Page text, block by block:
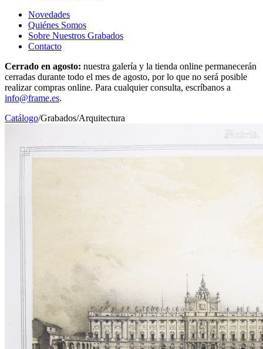
Novedades
Quiénes Somos
Sobre Nuestros Grabados
Contacto
Cerrado en agosto: nuestra galería y la tienda online permanecerán
cerradas durante todo el mes de agosto, por lo que no será posible
realizar compras online. Para cualquier consulta, escríbanos a
info@frame.es.
Catálogo/Grabados/Arquitectura